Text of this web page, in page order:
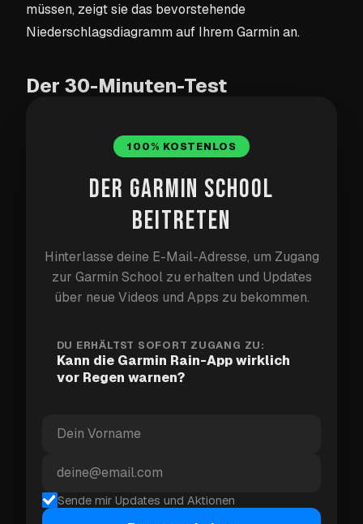
müssen, zeigt sie das bevorstehende
Niederschlagsdiagramm auf Ihrem Garmin an.
Der 30-Minuten-Test
Fuß von zu Hause entfernt und die App sagt, dass
nützliche Art von Wetterinformation: nicht nur
"später Regen", sondern ein kurzfristiges Signal, auf
Wenn der Countdown von 20 Minuten auf 15, dann
5, dann 1 wechselt, können Sie entscheiden, ob Sie
Jacke anziehen oder Ihre Fahrt nach drinnen
verlegen.
Was Rain auf Ihrem Garmin zeigt
Rain konzentriert sich auf bevorstehenden
Niederschlag, daher ist es leichter und schneller als
das Öffnen einer vollständigen Radar-App auf
100% KOSTENLOS
DER GARMIN SCHOOL
BEITRETEN
Hinterlasse deine E-Mail-Adresse, um Zugang
zur Garmin School zu erhalten und Updates
über neue Videos und Apps zu bekommen.
DU ERHÄLTST SOFORT ZUGANG ZU:
Kann die Garmin Rain-App wirklich
vor Regen warnen?
Sende mir Updates und Aktionen